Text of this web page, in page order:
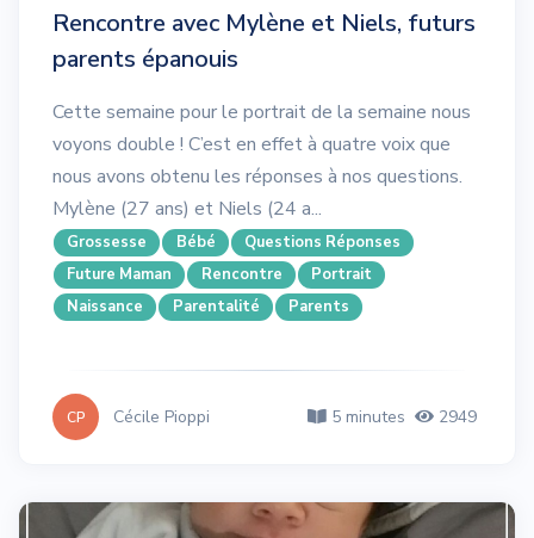
Rencontre avec Mylène et Niels, futurs
parents épanouis
Cette semaine pour le portrait de la semaine nous
voyons double ! C’est en effet à quatre voix que
nous avons obtenu les réponses à nos questions.
Mylène (27 ans) et Niels (24 a...
Grossesse Bébé
Questions Réponses
Future Maman
Rencontre
Portrait
Naissance
Parentalité Parents
CP Cécile Pioppi 5 minutes 2949